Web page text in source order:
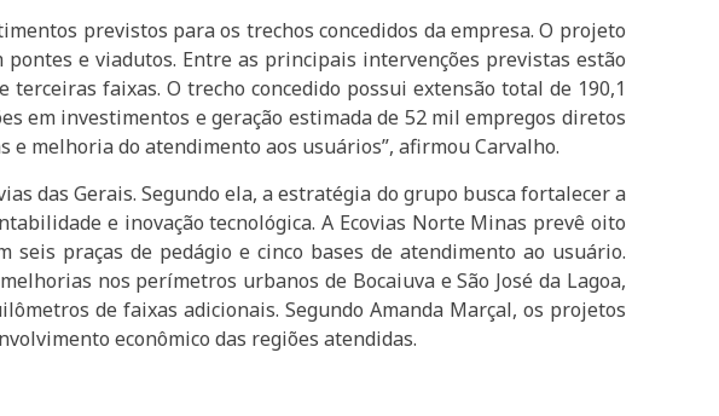
previstos para os trechos concedidos da empresa. O projeto
e viadutos. Entre as principais intervenções previstas estão
faixas. O trecho concedido possui extensão total de 190,1
em investimentos e geração estimada de 52 mil empregos diretos
e melhoria do atendimento aos usuários”, afirmou Carvalho.
das Gerais. Segundo ela, a estratégia do grupo busca fortalecer a
e inovação tecnológica. A Ecovias Norte Minas prevê oito
seis praças de pedágio e cinco bases de atendimento ao usuário.
nos perímetros urbanos de Bocaiuva e São José da Lagoa,
de faixas adicionais. Segundo Amanda Marçal, os projetos
econômico das regiões atendidas.